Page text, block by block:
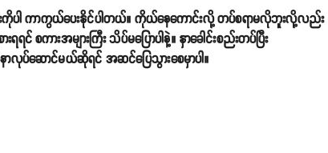
ကိုပါ ကာကွယ်ပေးနိုင်ပါတယ်။ ကိုယ်နေကောင်းလို့ တပ်စရာမလိုဘူးလို့လည်း
စကားအများကြီး သိပ်မပြောပါနဲ့။ နှာခေါင်းစည်းတပ်ပြီး
ပ်ဆောင်မယ်ဆိုရင် အဆင်ပြေသွားစေမှာပါ။